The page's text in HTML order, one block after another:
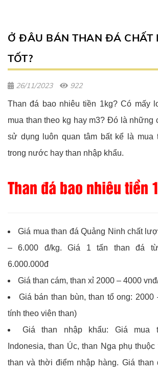
Ở ĐÂU BÁN THAN ĐÁ CHẤT
TỐT?
26/11/2023 922
Than đá bao nhiêu tiền 1kg? Có mấy
mua than theo kg hay m3? Đó là những
sử dụng luôn quan tâm bất kể là mua
trong nước hay than nhập khẩu.
Than đá bao nhiêu tiền
Giá mua than đá Quảng Ninh chất
– 6.000 đ/kg. Giá 1 tấn than đá
6.000.000đ
Giá than cám, than xỉ 2000 – 4000
Giá bán than bùn, than tổ ong: 2000
tính theo viên than)
Giá than nhập khẩu: Giá mua
Indonesia, than Úc, than Nga phụ
than và thời điểm nhập hàng. Giá than